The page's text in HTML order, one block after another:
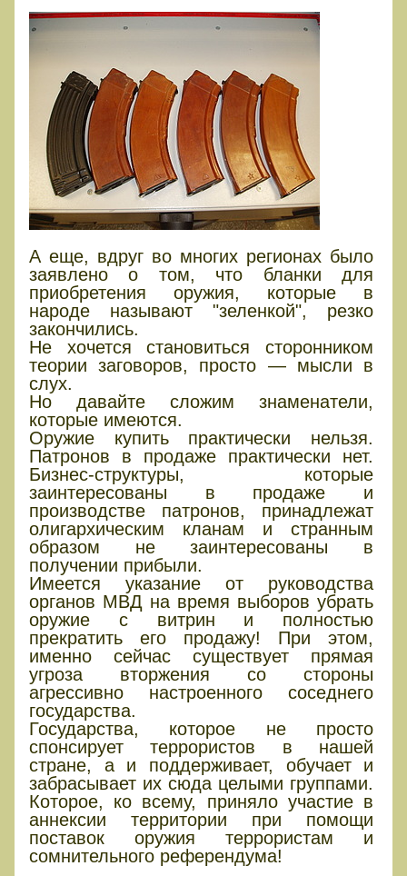
А еще, вдруг во многих регионах было
заявлено о том, что бланки для
приобретения оружия, которые в
народе называют "зеленкой", резко
закончились.
Не хочется становиться сторонником
теории заговоров, просто — мысли в
слух.
Но давайте сложим знаменатели,
которые имеются.
Оружие купить практически нельзя.
Патронов в продаже практически нет.
Бизнес-структуры, которые
заинтересованы в продаже и
производстве патронов, принадлежат
олигархическим кланам и странным
образом не заинтересованы в
получении прибыли.
Имеется указание от руководства
органов МВД на время выборов убрать
оружие с витрин и полностью
прекратить его продажу! При этом,
именно сейчас существует прямая
угроза вторжения со стороны
агрессивно настроенного соседнего
государства.
Государства, которое не просто
спонсирует террористов в нашей
стране, а и поддерживает, обучает и
забрасывает их сюда целыми группами.
Которое, ко всему, приняло участие в
аннексии территории при помощи
поставок оружия террористам и
сомнительного референдума!